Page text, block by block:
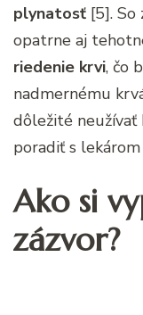
plynatosť [5]. So
opatrne aj
riedenie krvi, čo
nadmernému
dôležité neužívať
poradiť s
Ako si
zázvor?